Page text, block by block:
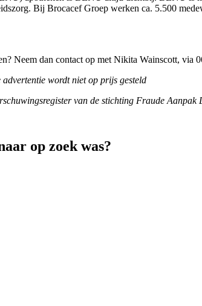
Bij Brocacef Groep werken ca. 5.500
Neem dan contact op met Nikita Wainscott, via
wordt niet op prijs gesteld
van de stichting Fraude
op zoek was?